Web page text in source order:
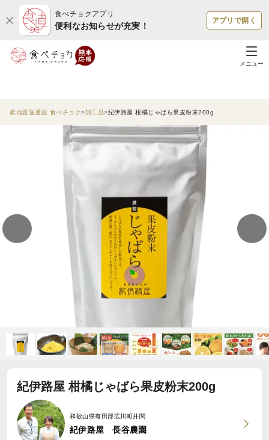
食べチョクアプリ
便利なお知らせが充実！
アプリで開く
メニュー
産地直送通販 食べチョク 加工品 紀伊路屋 柑橘じゃばら果皮粉末200g
紀伊路屋 柑橘じゃばら果皮粉末200g
和歌山県有田郡広川町井関
紀伊路屋 長谷農園